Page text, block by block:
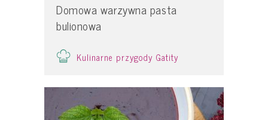
Domowa warzywna pasta
bulionowa
Kulinarne przygody Gatity